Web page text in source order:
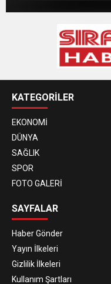
KATEGORİLER
EKONOMİ
DÜNYA
SAĞLIK
SPOR
FOTO GALERİ
SAYFALAR
Haber Gönder
Yayın İlkeleri
Gizlilik İlkeleri
Kullanım Şartları